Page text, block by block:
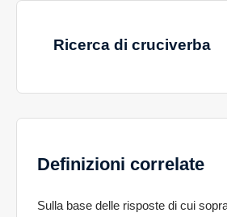
Ricerca di cruciverba
Definizioni correlate
Sulla base delle risposte di cui